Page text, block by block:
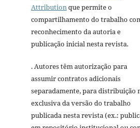
Attributionque permite o
compartilhamento do trabalho
reconhecimento da autoria e
publicação inicial nesta revista.
. Autores têm autorização para
assumir contratos adicionais
separadamente, para distribuição
exclusiva da versão do trabalho
publicada nesta revista (ex.: